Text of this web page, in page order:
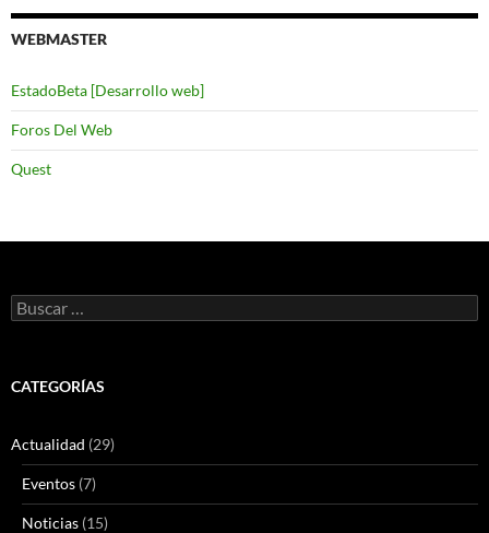
WEBMASTER
EstadoBeta [Desarrollo web]
Foros Del Web
Quest
Buscar:
CATEGORÍAS
Actualidad (29)
Eventos (7)
Noticias (15)